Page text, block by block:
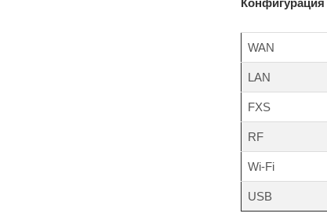
WAN
LAN
FXS
RF
Wi-Fi
USB